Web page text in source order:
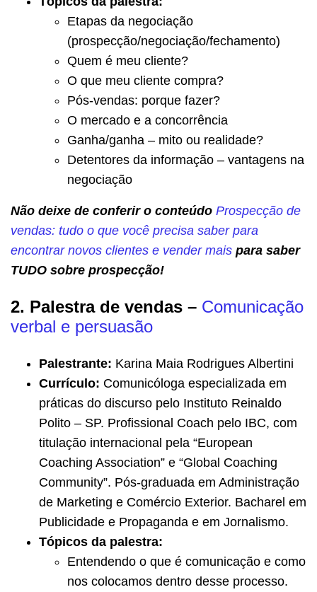
Etapas da negociação
(prospecção/negociação/fechamento)
Quem é meu cliente?
O que meu cliente compra?
Pós-vendas: porque fazer?
O mercado e a concorrência
Ganha/ganha – mito ou realidade?
Detentores da informação – vantagens na
negociação
Não deixe de conferir o conteúdo Prospecção de
vendas: tudo o que você precisa saber para
encontrar novos clientes e vender mais para saber
TUDO sobre prospecção!
2. Palestra de vendas – Comunicação
verbal e persuasão
Palestrante: Karina Maia Rodrigues Albertini
Currículo: Comunicóloga especializada em
práticas do discurso pelo Instituto Reinaldo
Polito – SP. Profissional Coach pelo IBC, com
titulação internacional pela “European
Coaching Association” e “Global Coaching
Community”. Pós-graduada em Administração
de Marketing e Comércio Exterior. Bacharel em
Publicidade e Propaganda e em Jornalismo.
Tópicos da palestra:
Entendendo o que é comunicação e como
nos colocamos dentro desse processo.